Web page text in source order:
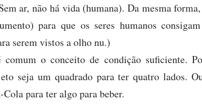
ar, não há vida (humana). Da mesma
para que os seres humanos
serem vistos a olho nu.)
comum o conceito de condição suficiente.
seja um quadrado para ter quatro lados.
para ter algo para beber.